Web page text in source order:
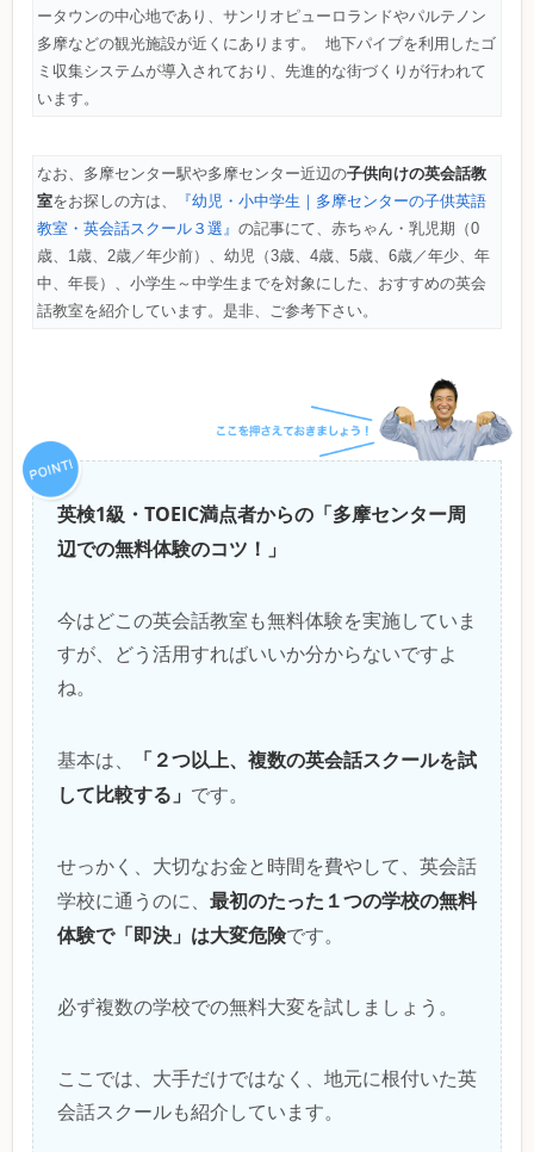
ータウンの中心地であり、サンリオピューロランドやパルテノン
多摩などの観光施設が近くにあります。 地下パイプを利用したゴ
ミ収集システムが導入されており、先進的な街づくりが行われて
います。
なお、多摩センター駅や多摩センター近辺の子供向けの英会話教
室をお探しの方は、
『幼児・小中学生｜多摩センターの子供英語
教室・英会話スクール３選』 の記事にて、赤ちゃん・乳児期（0
歳、1歳、2歳／年少前）、幼児（3歳、4歳、5歳、6歳／年少、年
中、年長）、小学生～中学生までを対象にした、おすすめの英会
話教室を紹介しています。是非、ご参考下さい。
英検1級・TOEIC満点者からの「多摩センター周
辺での無料体験のコツ！」
今はどこの英会話教室も無料体験を実施していま
すが、どう活用すればいいか分からないですよ
ね。
基本は、
「２つ以上、複数の英会話スクールを試
して比較する」 です。
せっかく、大切なお金と時間を費やして、英会話
学校に通うのに、 最初のたった１つの学校の無料
体験で「即決」は大変危険です。
必ず複数の学校での無料大変を試しましょう。
ここでは、大手だけではなく、地元に根付いた英
会話スクールも紹介しています。